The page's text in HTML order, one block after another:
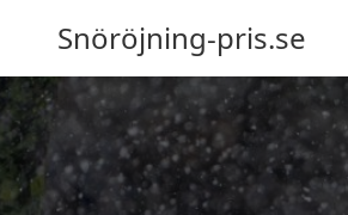
Snöröjning-pris.se